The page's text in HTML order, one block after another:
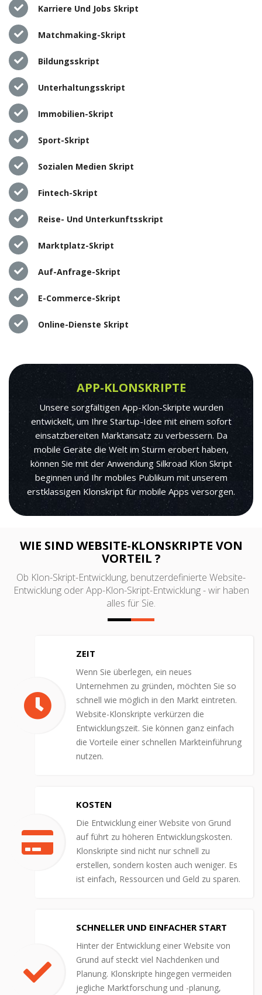
Karriere Und Jobs Skript
Matchmaking-Skript
Bildungsskript
Unterhaltungsskript
Immobilien-Skript
Sport-Skript
Sozialen Medien Skript
Fintech-Skript
Reise- Und Unterkunftsskript
Marktplatz-Skript
Auf-Anfrage-Skript
E-Commerce-Skript
Online-Dienste Skript
APP-KLONSKRIPTE
Unsere sorgfältigen App-Klon-Skripte wurden
entwickelt, um Ihre Startup-Idee mit einem sofort
einsatzbereiten Marktansatz zu verbessern. Da
mobile Geräte die Welt im Sturm erobert haben,
können Sie mit der Anwendung Silkroad Klon Skript
beginnen und Ihr mobiles Publikum mit unserem
erstklassigen Klonskript für mobile Apps versorgen.
WIE SIND WEBSITE-KLONSKRIPTE VON
VORTEIL ?
Ob Klon-Skript-Entwicklung, benutzerdefinierte Website-
Entwicklung oder App-Klon-Skript-Entwicklung - wir haben
alles für Sie.
ZEIT
Wenn Sie überlegen, ein neues
Unternehmen zu gründen, möchten Sie so
schnell wie möglich in den Markt eintreten.
Website-Klonskripte verkürzen die
Entwicklungszeit. Sie können ganz einfach
die Vorteile einer schnellen Markteinführung
nutzen.
KOSTEN
Die Entwicklung einer Website von Grund
auf führt zu höheren Entwicklungskosten.
Klonskripte sind nicht nur schnell zu
erstellen, sondern kosten auch weniger. Es
ist einfach, Ressourcen und Geld zu sparen.
SCHNELLER UND EINFACHER START
Hinter der Entwicklung einer Website von
Grund auf steckt viel Nachdenken und
Planung. Klonskripte hingegen vermeiden
jegliche Marktforschung und -planung,